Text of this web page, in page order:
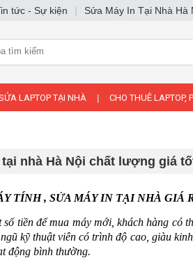
LAPTOP TẠI NHÀ CHO THUÊ LAPTOP,
nhà Hà Nội chất lượng giá
TÍNH , SỬA MÁY IN TẠI NHÀ GIÁ
số tiền để mua máy mới, khách hàng có
kỹ thuật viên có trình độ cao, giàu
động bình thường.
tức - Sự kiện | Sửa Máy In Tại Nhà Hà